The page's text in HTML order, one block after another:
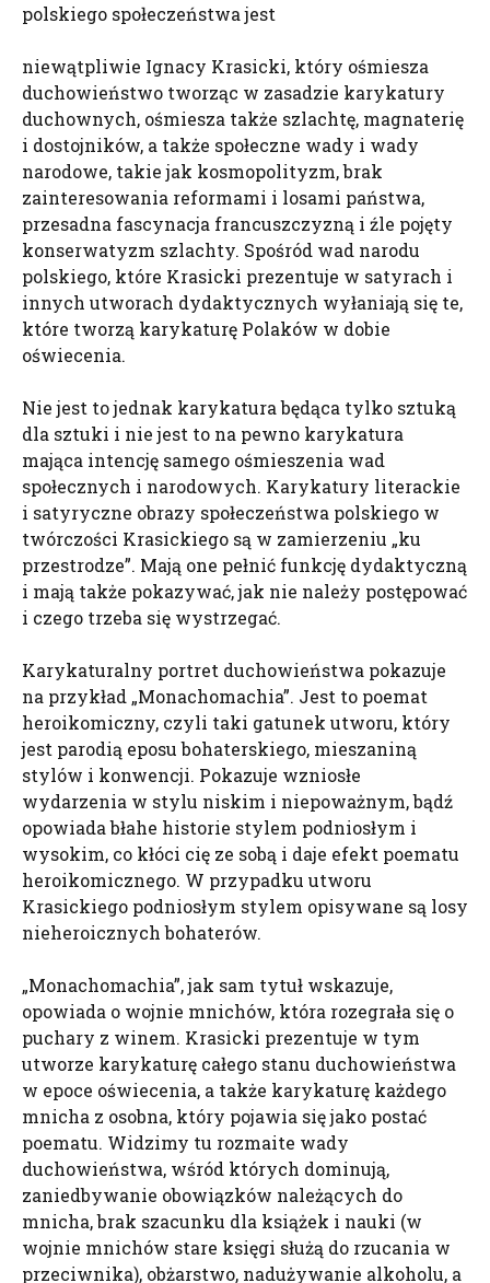
polskiego społeczeństwa jest
niewątpliwie Ignacy Krasicki, który ośmiesza
duchowieństwo tworząc w zasadzie karykatury
duchownych, ośmiesza także szlachtę, magnaterię
i dostojników, a także społeczne wady i wady
narodowe, takie jak kosmopolityzm, brak
zainteresowania reformami i losami państwa,
przesadna fascynacja francuszczyzną i źle pojęty
konserwatyzm szlachty. Spośród wad narodu
polskiego, które Krasicki prezentuje w satyrach i
innych utworach dydaktycznych wyłaniają się te,
które tworzą karykaturę Polaków w dobie
oświecenia.
Nie jest to jednak karykatura będąca tylko sztuką
dla sztuki i nie jest to na pewno karykatura
mająca intencję samego ośmieszenia wad
społecznych i narodowych. Karykatury literackie
i satyryczne obrazy społeczeństwa polskiego w
twórczości Krasickiego są w zamierzeniu „ku
przestrodze”. Mają one pełnić funkcję dydaktyczną
i mają także pokazywać, jak nie należy postępować
i czego trzeba się wystrzegać.
Karykaturalny portret duchowieństwa pokazuje
na przykład „Monachomachia”. Jest to poemat
heroikomiczny, czyli taki gatunek utworu, który
jest parodią eposu bohaterskiego, mieszaniną
stylów i konwencji. Pokazuje wzniosłe
wydarzenia w stylu niskim i niepoważnym, bądź
opowiada błahe historie stylem podniosłym i
wysokim, co kłóci cię ze sobą i daje efekt poematu
heroikomicznego. W przypadku utworu
Krasickiego podniosłym stylem opisywane są losy
nieheroicznych bohaterów.
„Monachomachia”, jak sam tytuł wskazuje,
opowiada o wojnie mnichów, która rozegrała się o
puchary z winem. Krasicki prezentuje w tym
utworze karykaturę całego stanu duchowieństwa
w epoce oświecenia, a także karykaturę każdego
mnicha z osobna, który pojawia się jako postać
poematu. Widzimy tu rozmaite wady
duchowieństwa, wśród których dominują,
zaniedbywanie obowiązków należących do
mnicha, brak szacunku dla książek i nauki (w
wojnie mnichów stare księgi służą do rzucania w
przeciwnika), obżarstwo, nadużywanie alkoholu, a